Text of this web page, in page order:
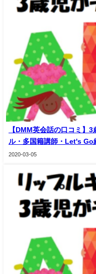
【DMM英会話の口コミ】
ル・多国籍講師・Let's Go
2020-03-05